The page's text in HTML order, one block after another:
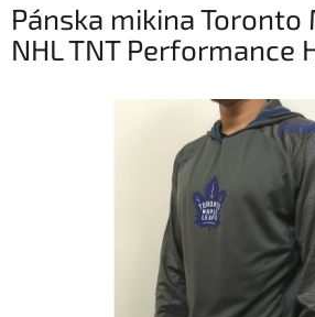
Pánska mikina Toronto
NHL TNT Performance